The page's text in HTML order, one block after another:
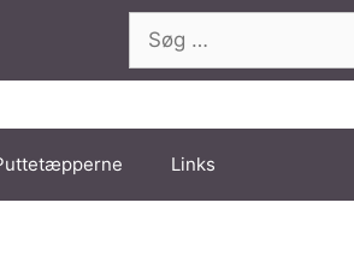
efter:
Links